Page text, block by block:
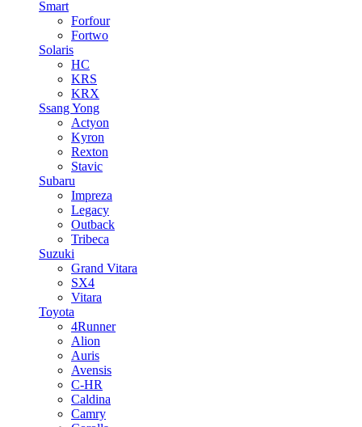
Smart
Forfour
Fortwo
Solaris
HC
KRS
KRX
Ssang Yong
Actyon
Kyron
Rexton
Stavic
Subaru
Impreza
Legacy
Outback
Tribeca
Suzuki
Grand Vitara
SX4
Vitara
Toyota
4Runner
Alion
Auris
Avensis
C-HR
Caldina
Camry